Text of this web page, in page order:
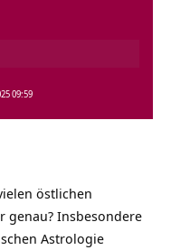
09:59
östlichen
genau? Insbesondere
Astrologie